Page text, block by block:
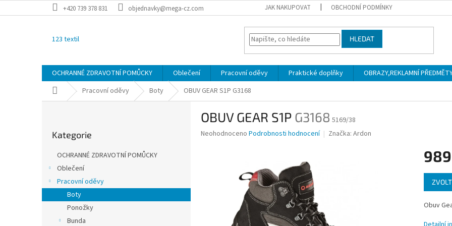
na
+420 739 378 831 objednavky@mega-cz.com JAK NAKUPOVAT OBCHODNÍ PODMÍNKY
123 textil HLEDAT
OCHRANNÉ ZDRAVOTNÍ POMŮCKY Oblečení Pracovní oděvy Praktické doplňky OBRAZY,REKLAMNÍ
Domů Pracovní oděvy Boty OBUV GEAR S1P G3168
kategorie
Kategorie
OCHRANNÉ ZDRAVOTNÍ POMŮCKY
Oblečení
Pracovní oděvy
Boty
Ponožky
Bunda
OBUV GEAR S1P G3168 5169/38
Průměrné
Neohodnoceno Podrobnosti hodnocení Značka: Ardon
Měrná
cena:
Obuv